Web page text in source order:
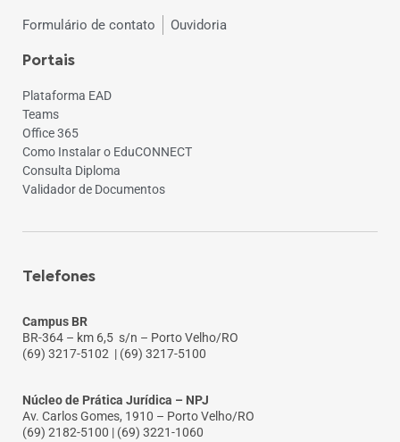
Formulário de contato Ouvidoria
Portais
Plataforma EAD
Teams
Office 365
Como Instalar o EduCONNECT
Consulta Diploma
Validador de Documentos
Telefones
Campus BR
BR-364 – km 6,5 s/n – Porto Velho/RO
(69) 3217-5102 | (69) 3217-5100
Núcleo de Prática Jurídica – NPJ
Av. Carlos Gomes, 1910 – Porto Velho/RO
(69) 2182-5100 | (69) 3221-1060